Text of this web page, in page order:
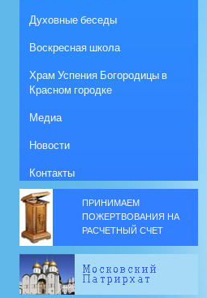
Духовные беседы
Воскресная школа
Храм Успения Богородицы в
Красном городке
Медиа
Новости
Контакты
ПРИНИМАЕМ
ПОЖЕРТВОВАНИЯ НА
РАСЧЕТНЫЙ СЧЕТ